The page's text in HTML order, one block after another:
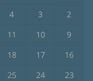
2
3
4
9
10
11
16
17
18
23
24
25